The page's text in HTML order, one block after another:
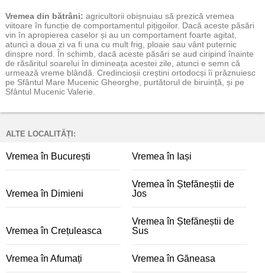
Vremea din bătrâni: agricultorii obișnuiau să prezică vremea
viitoare în funcție de comportamentul pițigoilor. Dacă aceste păsări
vin în apropierea caselor și au un comportament foarte agitat,
atunci a doua zi va fi una cu mult frig, ploaie sau vânt puternic
dinspre nord. În schimb, dacă aceste păsări se aud ciripind înainte
de răsăritul soarelui în dimineața acestei zile, atunci e semn că
urmează vreme blândă. Credincioșii creștini ortodocși îi prăznuiesc
pe Sfântul Mare Mucenic Gheorghe, purtătorul de biruință, și pe
Sfântul Mucenic Valerie.
ALTE LOCALITĂȚI:
Vremea în București Vremea în Iași
Vremea în Dimieni
Vremea în Ștefăneștii de
Jos
Vremea în Crețuleasca
Vremea în Ștefăneștii de
Sus
Vremea în Afumați Vremea în Găneasa